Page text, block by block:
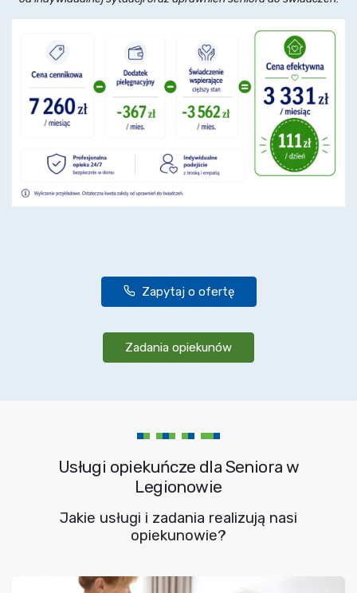
Zapytaj o ofertę
Zadania opiekunów
Usługi opiekuńcze dla Seniora w
Legionowie
Jakie usługi i zadania realizują nasi
opiekunowie?